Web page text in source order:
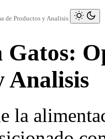
de Productos y Analisis
Analisis
la